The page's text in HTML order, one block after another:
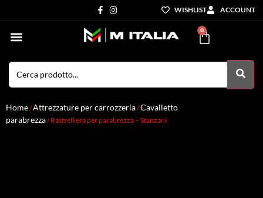
WISHLIST ACCOUNT
0
Home/Attrezzature per carrozzeria/Cavalletto
parabrezza/ Rastrelliera per parabrezza – Stanzani